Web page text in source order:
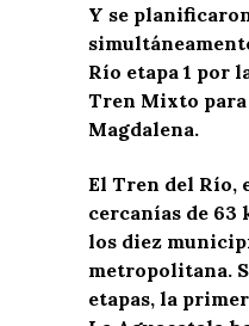
Y se
Río etapa 1 por
Tren Mixto
Magdalena.
El Tren del Río,
cercanías de 63
los diez
metropolitana.
etapas, la